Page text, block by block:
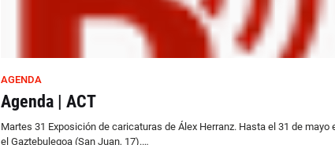
AGENDA
Agenda | ACT
Martes 31 Exposición de caricaturas de Álex Herranz. Hasta el 31 de mayo
el Gaztebulegoa (San Juan, 17).…